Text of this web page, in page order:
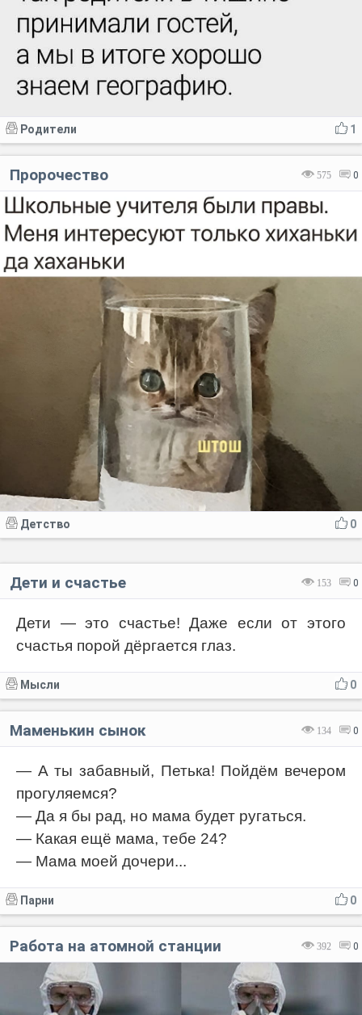
1
Родители
575 0
Пророчество
0
Детство
153 0
Дети и счастье
Дети — это счастье! Даже если от этого
счастья порой дёргается глаз.
0
Мысли
134 0
Маменькин сынок
— А ты забавный, Петька! Пойдём вечером
прогуляемся?
— Да я бы рад, но мама будет ругаться.
— Какая ещё мама, тебе 24?
— Мама моей дочери...
0
Парни
392 0
Работа на атомной станции